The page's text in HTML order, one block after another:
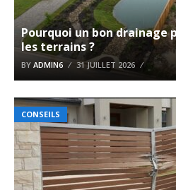
Pourquoi un bon
les terrains ?
BY ADMIN6 31 JUILLET 2026
CONSEILS